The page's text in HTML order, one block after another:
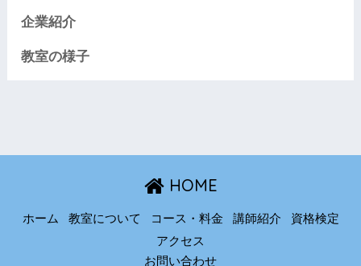
企業紹介
教室の様子
HOME
ホーム 教室について コース・料金 講師紹介
資格検定
アクセス
お問い合わせ